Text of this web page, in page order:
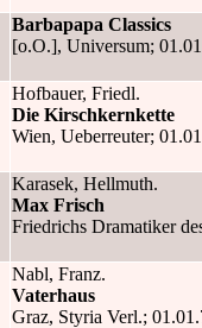
Barbapapa Classics
[o.O.], Universum;
Hofbauer, Friedl.
Die Kirschkernkette
Wien, Ueberreuter;
Karasek, Hellmuth.
Max Frisch
Friedrichs Dramatiker
Nabl, Franz.
Vaterhaus
Graz, Styria Verl.;